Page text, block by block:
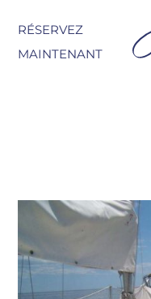
main
RÉSERVEZ
MAINTENANT